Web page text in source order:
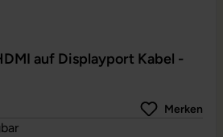
auf Displayport Kabel -
von 0 von 5 Sternen
Merken